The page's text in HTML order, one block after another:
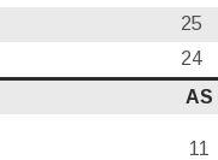
25
24
AS
11